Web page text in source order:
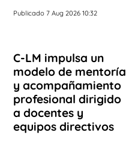
Publicado 7 Aug 2026 10:32
C-LM impulsa un
modelo de mentoría
y acompañamiento
profesional dirigido
a docentes y
equipos directivos